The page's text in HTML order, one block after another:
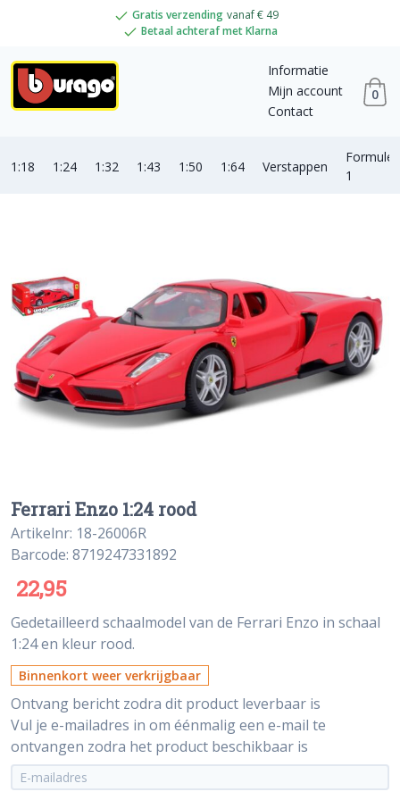
Gratis verzending vanaf € 49
Betaal achteraf met Klarna
Informatie
Mijn account
Contact
0
1:18 1:24 1:32 1:43 1:50 1:64 Verstappen
Formule
1
Ferrari Enzo 1:24 rood
Artikelnr: 18-26006R
Barcode: 8719247331892
22,95
Gedetailleerd schaalmodel van de Ferrari Enzo in schaal
1:24 en kleur rood.
Binnenkort weer verkrijgbaar
Ontvang bericht zodra dit product leverbaar is
Vul je e-mailadres in om éénmalig een e-mail te
ontvangen zodra het product beschikbaar is